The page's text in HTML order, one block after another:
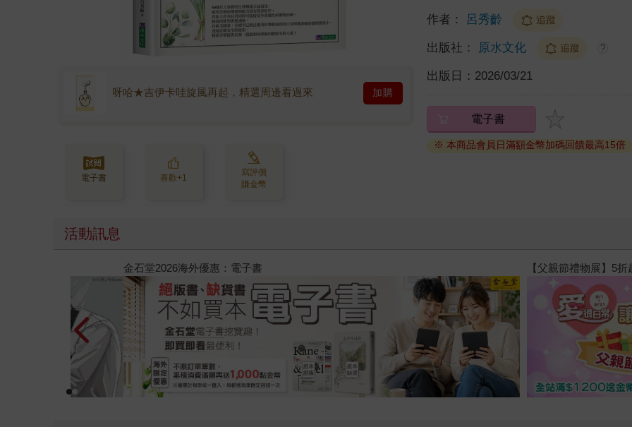
呀哈★吉伊卡哇旋風再起，精選周邊看過來 加購
電子書 喜歡+1
寫評價
賺金幣
作者： 呂秀齡 追蹤
出版社： 原水文化 追蹤 ?
出版日： 2026/03/21
電子書
※ 本商品會員日滿額金幣加碼回饋最高15倍
活動訊息
【父親節禮物展】5折起，滿888送88點金幣 春光ｘ奇幻基地｜全書系展